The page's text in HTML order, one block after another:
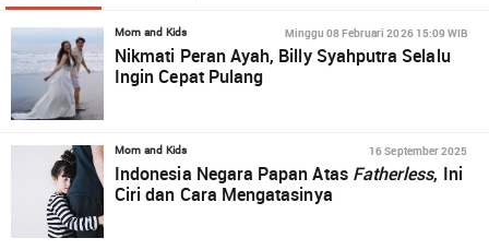
Mom and Kids Minggu 08 Februari 2026 15:09 WIB
Nikmati Peran Ayah, Billy Syahputra Selalu
Ingin Cepat Pulang
Mom and Kids 16 September 2025
Indonesia Negara Papan Atas Fatherless, Ini
Ciri dan Cara Mengatasinya